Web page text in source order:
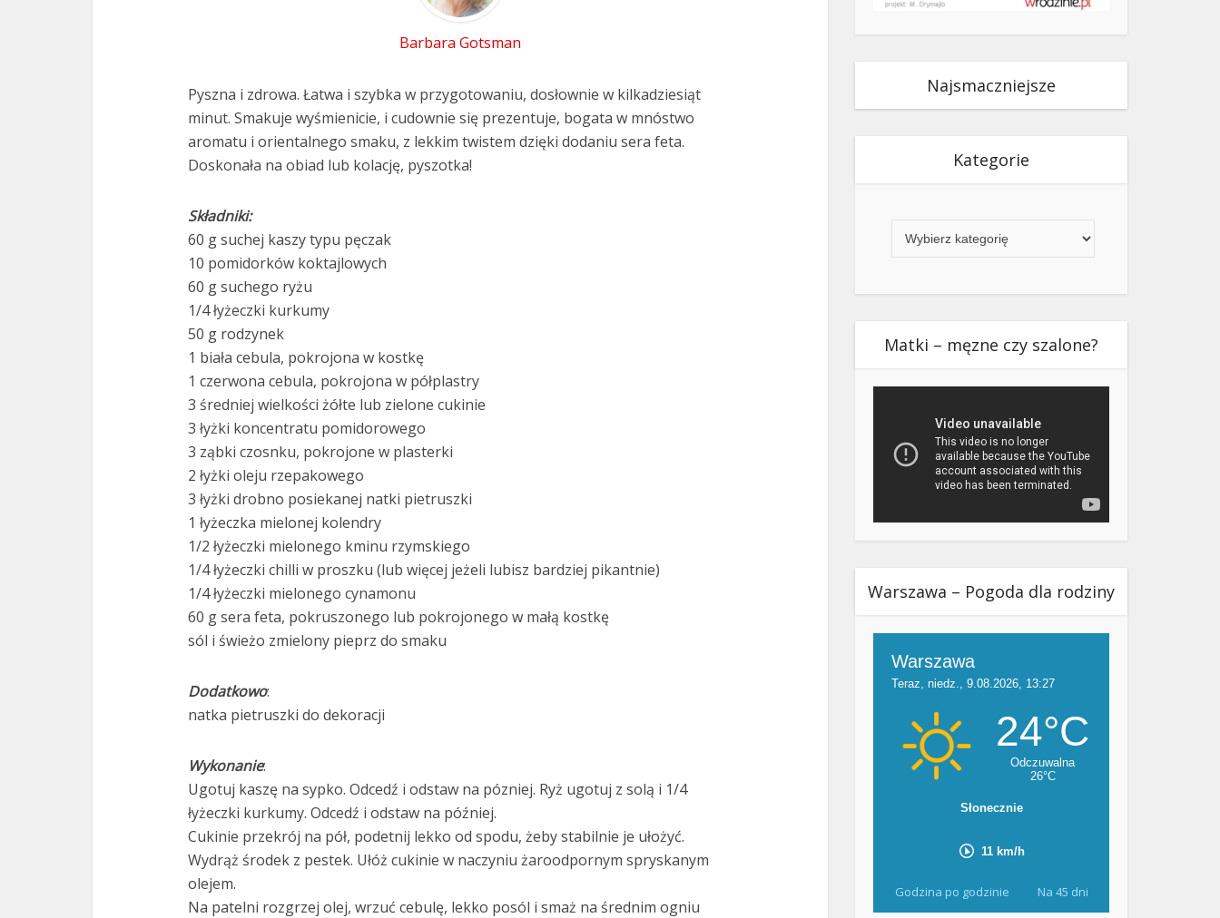
Barbara Gotsman
Pyszna i zdrowa. Łatwa i szybka w przygotowaniu, dosłownie w kilkadziesiąt
minut. Smakuje wyśmienicie, i cudownie się prezentuje, bogata w mnóstwo
aromatu i orientalnego smaku, z lekkim twistem dzięki dodaniu sera feta.
Doskonała na obiad lub kolację, pyszotka!
Składniki:
60 g suchej kaszy typu pęczak
10 pomidorków koktajlowych
60 g suchego ryżu
1/4 łyżeczki kurkumy
50 g rodzynek
1 biała cebula, pokrojona w kostkę
1 czerwona cebula, pokrojona w półplastry
3 średniej wielkości żółte lub zielone cukinie
3 łyżki koncentratu pomidorowego
3 ząbki czosnku, pokrojone w plasterki
2 łyżki oleju rzepakowego
3 łyżki drobno posiekanej natki pietruszki
1 łyżeczka mielonej kolendry
1/2 łyżeczki mielonego kminu rzymskiego
1/4 łyżeczki chilli w proszku (lub więcej jeżeli lubisz bardziej pikantnie)
1/4 łyżeczki mielonego cynamonu
60 g sera feta, pokruszonego lub pokrojonego w małą kostkę
sól i świeżo zmielony pieprz do smaku
Dodatkowo:
natka pietruszki do dekoracji
Wykonanie:
Ugotuj kaszę na sypko. Odcedź i odstaw na pózniej. Ryż ugotuj z solą i 1/4
łyżeczki kurkumy. Odcedź i odstaw na później.
Cukinie przekrój na pół, podetnij lekko od spodu, żeby stabilnie je ułożyć.
Wydrąż środek z pestek. Ułóż cukinie w naczyniu żaroodpornym spryskanym
olejem.
Na patelni rozgrzej olej, wrzuć cebulę, lekko posól i smaż na średnim ogniu
Najsmaczniejsze
Kategorie
Matki – męzne czy szalone?
Warszawa – Pogoda dla rodziny
Godzina po godzinie Na 45 dni